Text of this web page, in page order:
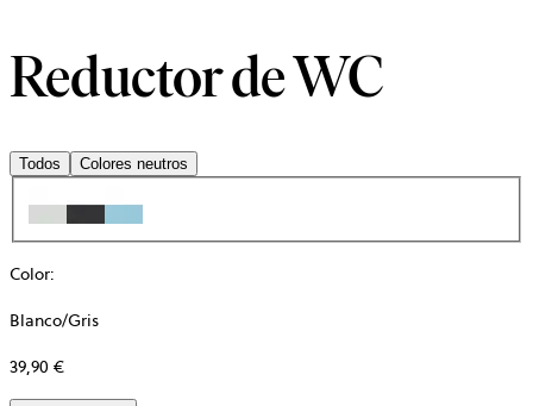
Reductor de WC
Todos Colores neutros
Color:
Blanco/Gris
39,90 €